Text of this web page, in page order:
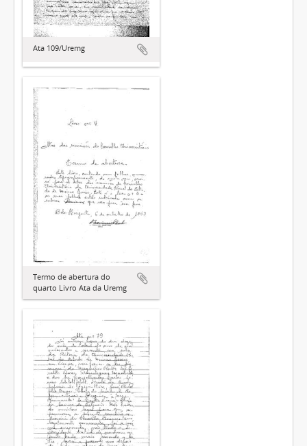
Ata 109/Uremg
Termo de abertura do
quarto Livro Ata da Uremg